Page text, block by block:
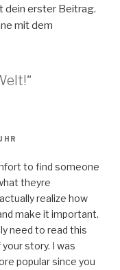
dein erster Beitrag.
mit dem
to find someone
theyre
realize how
make it important.
need to read this
story. I was
popular since you